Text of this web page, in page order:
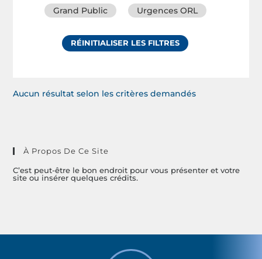
Grand Public
Urgences ORL
RÉINITIALISER LES FILTRES
Aucun résultat selon les critères demandés
À Propos De Ce Site
C’est peut-être le bon endroit pour vous présenter et votre
site ou insérer quelques crédits.